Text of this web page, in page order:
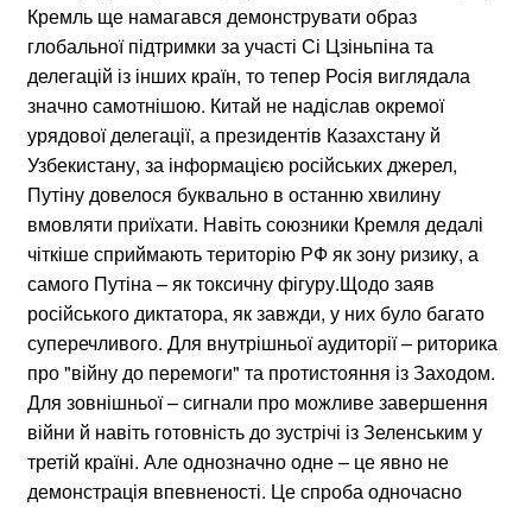
Кремль ще намагався демонструвати образ
глобальної підтримки за участі Сі Цзіньпіна та
делегацій із інших країн, то тепер Росія виглядала
значно самотнішою. Китай не надіслав окремої
урядової делегації, а президентів Казахстану й
Узбекистану, за інформацією російських джерел,
Путіну довелося буквально в останню хвилину
вмовляти приїхати. Навіть союзники Кремля дедалі
чіткіше сприймають територію РФ як зону ризику, а
самого Путіна – як токсичну фігуру.Щодо заяв
російського диктатора, як завжди, у них було багато
суперечливого. Для внутрішньої аудиторії – риторика
про "війну до перемоги" та протистояння із Заходом.
Для зовнішньої – сигнали про можливе завершення
війни й навіть готовність до зустрічі із Зеленським у
третій країні. Але однозначно одне – це явно не
демонстрація впевненості. Це спроба одночасно